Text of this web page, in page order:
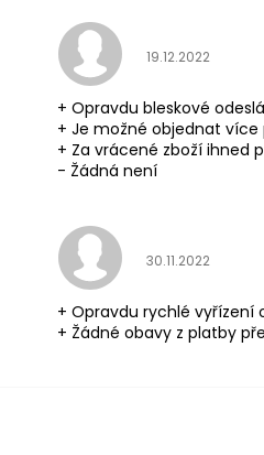
Hodnocení
19.12.2022
+ Opravdu bleskové
+ Je možné objednat
+ Za vrácené zboží ihned
- Žádná není
Hodnocení
30.11.2022
+ Opravdu rychlé vyřízení
+ Žádné obavy z platby